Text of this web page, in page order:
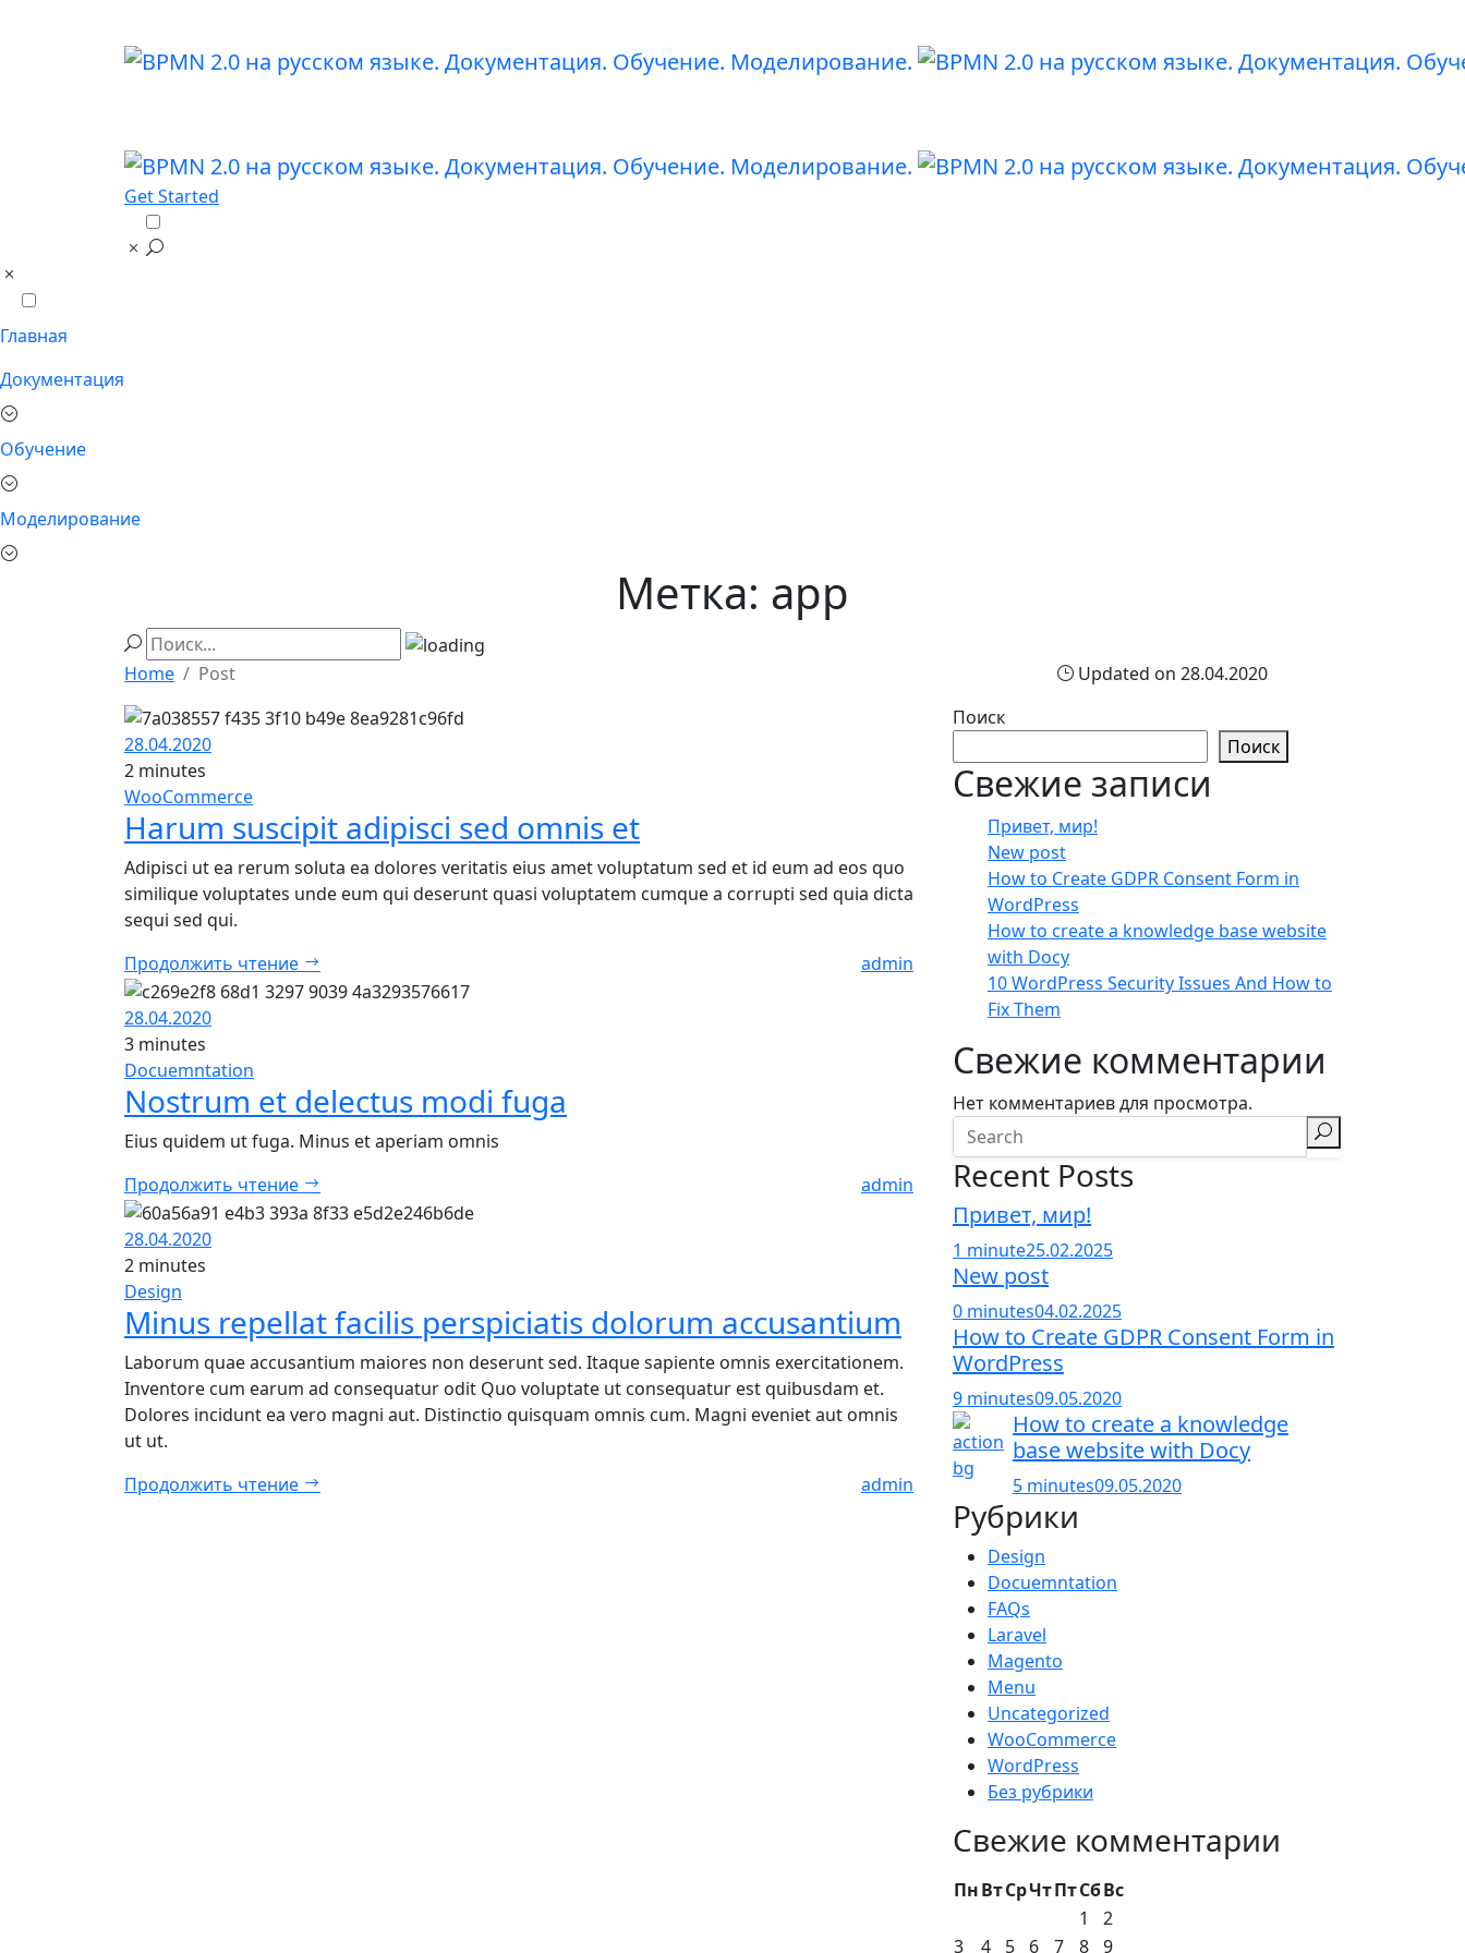
Get Started
Главная
Документация
Обучение
Моделирование
Метка: app
Home Post Updated on 28.04.2020
28.04.2020
2 minutes
WooCommerce
Harum suscipit adipisci sed omnis et
Adipisci ut ea rerum soluta ea dolores veritatis eius amet voluptatum sed et id eum ad eos quo
similique voluptates unde eum qui deserunt quasi voluptatem cumque a corrupti sed quia dicta
sequi sed qui.
Продолжить чтение
admin
28.04.2020
3 minutes
Docuemntation
Nostrum et delectus modi fuga
Eius quidem ut fuga. Minus et aperiam omnis
Продолжить чтение
admin
28.04.2020
2 minutes
Design
Minus repellat facilis perspiciatis dolorum accusantium
Laborum quae accusantium maiores non deserunt sed. Itaque sapiente omnis exercitationem.
Inventore cum earum ad consequatur odit Quo voluptate ut consequatur est quibusdam et.
Dolores incidunt ea vero magni aut. Distinctio quisquam omnis cum. Magni eveniet aut omnis
ut ut.
Продолжить чтение
admin
Поиск
Поиск
Свежие записи
Привет, мир!
New post
How to Create GDPR Consent Form in
WordPress
How to create a knowledge base website
with Docy
10 WordPress Security Issues And How to
Fix Them
Свежие комментарии
Нет комментариев для просмотра.
Recent Posts
Привет, мир!
1 minute25.02.2025
New post
0 minutes04.02.2025
How to Create GDPR Consent Form in
WordPress
9 minutes09.05.2020
How to create a knowledge
base website with Docy
5 minutes09.05.2020
Рубрики
Design
Docuemntation
FAQs
Laravel
Magento
Menu
Uncategorized
WooCommerce
WordPress
Без рубрики
Свежие комментарии
ПнВтСрЧтПтСбВс
1
2
3
4 5 6 7 8 9